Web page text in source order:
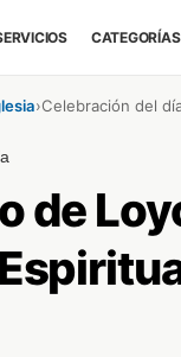
CATEGORÍAS
›Celebración del
de